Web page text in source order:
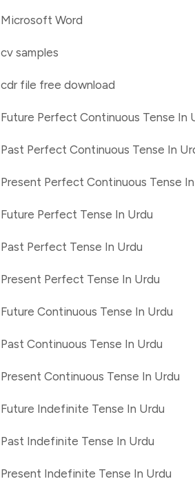
Microsoft Word
cv samples
cdr file free download
Future Perfect Continuous Tense In
Past Perfect Continuous Tense In
Present Perfect Continuous Tense
Future Perfect Tense In Urdu
Past Perfect Tense In Urdu
Present Perfect Tense In Urdu
Future Continuous Tense In Urdu
Past Continuous Tense In Urdu
Present Continuous Tense In Urdu
Future Indefinite Tense In Urdu
Past Indefinite Tense In Urdu
Present Indefinite Tense In Urdu